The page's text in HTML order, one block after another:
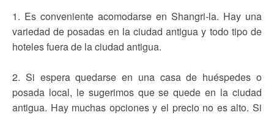
1. Es conveniente acomodarse en Shangri-la. Hay una
variedad de posadas en la ciudad antigua y todo tipo de
hoteles fuera de la ciudad antigua.
2. Si espera quedarse en una casa de huéspedes o
posada local, le sugerimos que se quede en la ciudad
antigua. Hay muchas opciones y el precio no es alto. Si